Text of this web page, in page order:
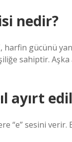
nedir?
gücünü
sahiptir.
ayırt
“e” sesini verir.